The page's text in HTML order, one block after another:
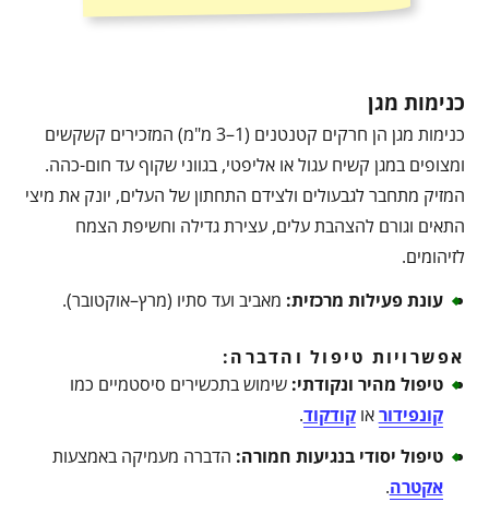
כנימות מגן
כנימות מגן הן חרקים קטנטנים (1–3 מ"מ) המזכירים קשקשים
ומצופים במגן קשיח עגול או אליפטי, בגווני שקוף עד חום-כהה.
המזיק מתחבר לגבעולים ולצידם התחתון של העלים, יונק את מיצי
התאים וגורם להצהבת עלים, עצירת גדילה וחשיפת הצמח
לזיהומים.
עונת פעילות מרכזית: מאביב ועד סתיו (מרץ–אוקטובר).
אפשרויות טיפול והדברה:
טיפול מהיר ונקודתי: שימוש בתכשירים סיסטמיים כמו
קונפידוראוקודקוד.
טיפול יסודי בנגיעות חמורה: הדברה מעמיקה באמצעות
אקטרה.